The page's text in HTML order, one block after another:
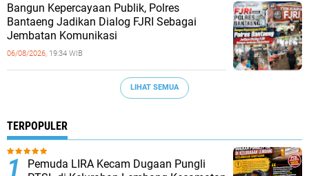
Bangun Kepercayaan Publik, Polres
Bantaeng Jadikan Dialog FJRI Sebagai
Jembatan Komunikasi
06/08/2026, 19:34 WIB
LIHAT SEMUA
TERPOPULER
Pemuda LIRA Kecam Dugaan Pungli